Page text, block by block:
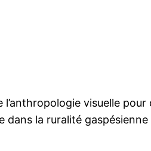
visuelle
dans la ruralité